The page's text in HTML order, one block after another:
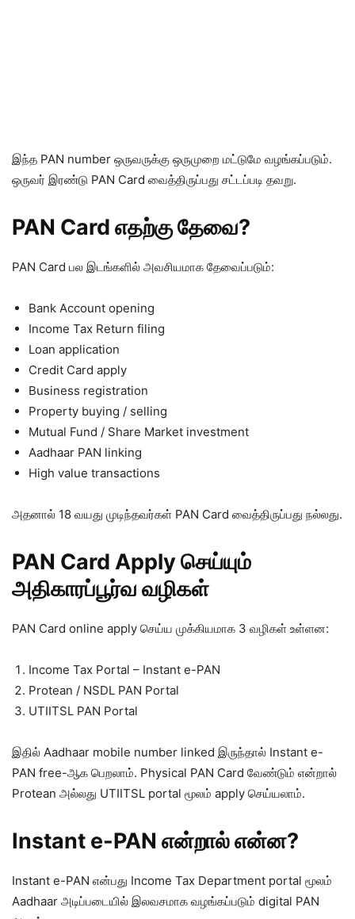
இந்த PAN number ஒருவருக்கு ஒருமுறை மட்டுமே வழங்கப்படும்.
ஒருவர் இரண்டு PAN Card வைத்திருப்பது சட்டப்படி தவறு.
PAN Card எதற்கு தேவை?
PAN Card பல இடங்களில் அவசியமாக தேவைப்படும்:
Bank Account opening
Income Tax Return filing
Loan application
Credit Card apply
Business registration
Property buying / selling
Mutual Fund / Share Market investment
Aadhaar PAN linking
High value transactions
அதனால் 18 வயது முடிந்தவர்கள் PAN Card வைத்திருப்பது நல்லது.
PAN Card Apply செய்யும்
அதிகாரப்பூர்வ வழிகள்
PAN Card online apply செய்ய முக்கியமாக 3 வழிகள் உள்ளன:
Income Tax Portal – Instant e-PAN
Protean / NSDL PAN Portal
UTIITSL PAN Portal
இதில் Aadhaar mobile number linked இருந்தால் Instant e-
PAN free-ஆக பெறலாம். Physical PAN Card வேண்டும் என்றால்
Protean அல்லது UTIITSL portal மூலம் apply செய்யலாம்.
Instant e-PAN என்றால் என்ன?
Instant e-PAN என்பது Income Tax Department portal மூலம்
Aadhaar அடிப்படையில் இலவசமாக வழங்கப்படும் digital PAN